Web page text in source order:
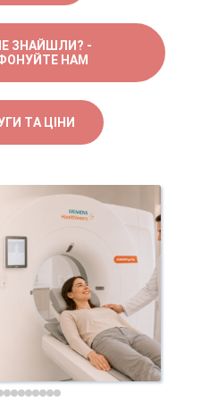
ЗНАЙШЛИ? -
НАМ
ТА ЦІНИ